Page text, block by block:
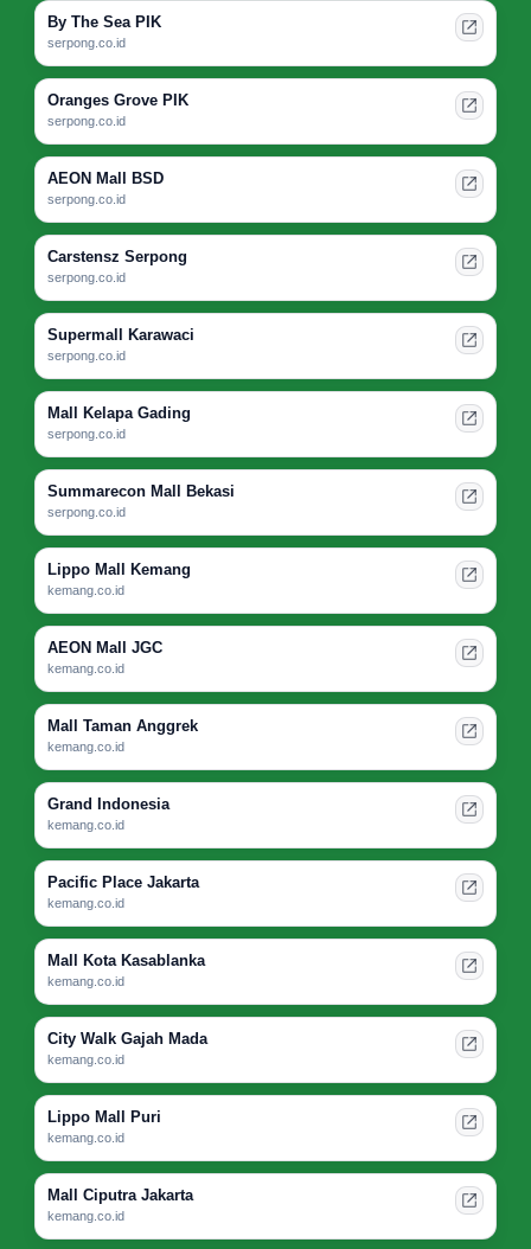
By The Sea PIK
serpong.co.id
Oranges Grove PIK
serpong.co.id
AEON Mall BSD
serpong.co.id
Carstensz Serpong
serpong.co.id
Supermall Karawaci
serpong.co.id
Mall Kelapa Gading
serpong.co.id
Summarecon Mall Bekasi
serpong.co.id
Lippo Mall Kemang
kemang.co.id
AEON Mall JGC
kemang.co.id
Mall Taman Anggrek
kemang.co.id
Grand Indonesia
kemang.co.id
Pacific Place Jakarta
kemang.co.id
Mall Kota Kasablanka
kemang.co.id
City Walk Gajah Mada
kemang.co.id
Lippo Mall Puri
kemang.co.id
Mall Ciputra Jakarta
kemang.co.id